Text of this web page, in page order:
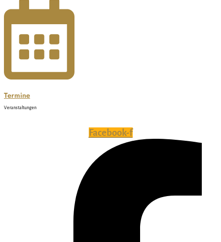
Termine
Veranstaltungen
Facebook-f